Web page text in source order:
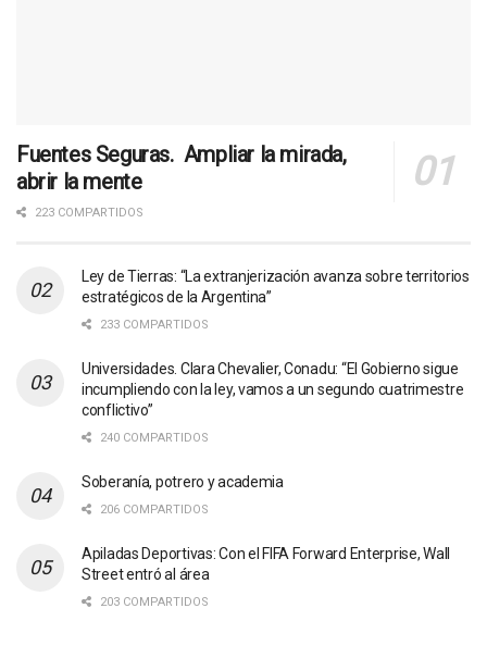
Fuentes Seguras. Ampliar la mirada,
abrir la mente
223 COMPARTIDOS
Ley de Tierras: “La extranjerización avanza sobre territorios
estratégicos de la Argentina”
233 COMPARTIDOS
Universidades. Clara Chevalier, Conadu: “El Gobierno sigue
incumpliendo con la ley, vamos a un segundo cuatrimestre
conflictivo”
240 COMPARTIDOS
Soberanía, potrero y academia
206 COMPARTIDOS
Apiladas Deportivas: Con el FIFA Forward Enterprise, Wall
Street entró al área
203 COMPARTIDOS